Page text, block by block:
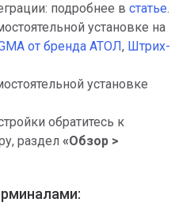
подробнее в статье.
установке на
от бренда АТОЛ, Штрих-
установке
обратитесь к
раздел «Обзор >